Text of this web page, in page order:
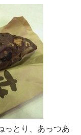
っとり、あっつあ